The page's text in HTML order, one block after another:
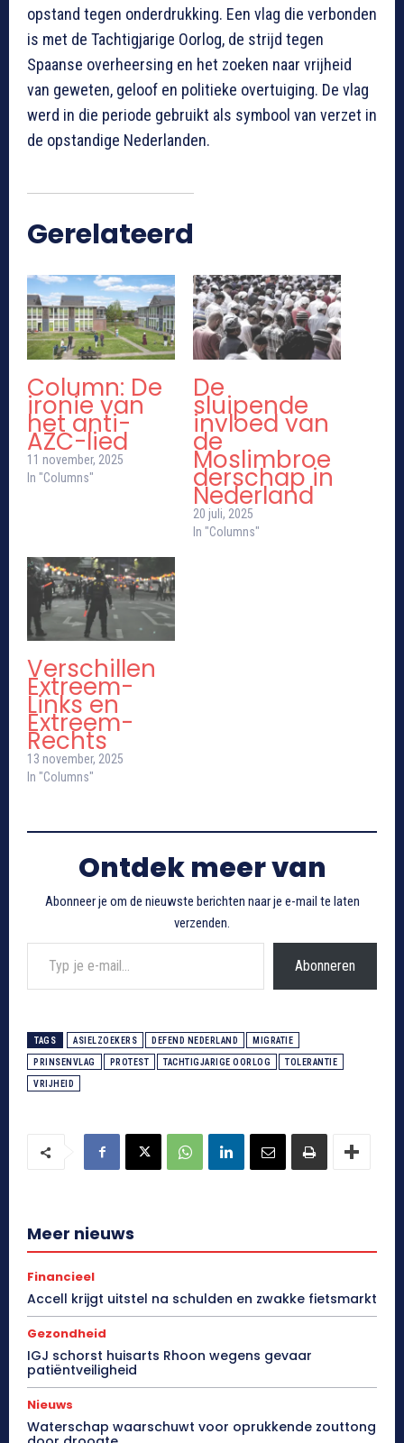
opstand tegen onderdrukking. Een vlag die verbonden
is met de Tachtigjarige Oorlog, de strijd tegen
Spaanse overheersing en het zoeken naar vrijheid
van geweten, geloof en politieke overtuiging. De vlag
werd in die periode gebruikt als symbool van verzet in
de opstandige Nederlanden.
Gerelateerd
Column: De
ironie van
het anti-
AZC-lied
11 november, 2025
In "Columns"
De
sluipende
invloed van
de
Moslimbroe
derschap in
Nederland
20 juli, 2025
In "Columns"
Verschillen
Extreem-
Links en
Extreem-
Rechts
13 november, 2025
In "Columns"
Ontdek meer van
Abonneer je om de nieuwste berichten naar je e-mail te laten
verzenden.
Typ je e-mail...
Abonneren
TAGS ASIELZOEKERS DEFEND NEDERLAND MIGRATIE
PRINSENVLAG PROTEST TACHTIGJARIGE OORLOG TOLERANTIE
VRIJHEID
Meer nieuws
Financieel
Accell krijgt uitstel na schulden en zwakke fietsmarkt
Gezondheid
IGJ schorst huisarts Rhoon wegens gevaar
patiëntveiligheid
Nieuws
Waterschap waarschuwt voor oprukkende zouttong